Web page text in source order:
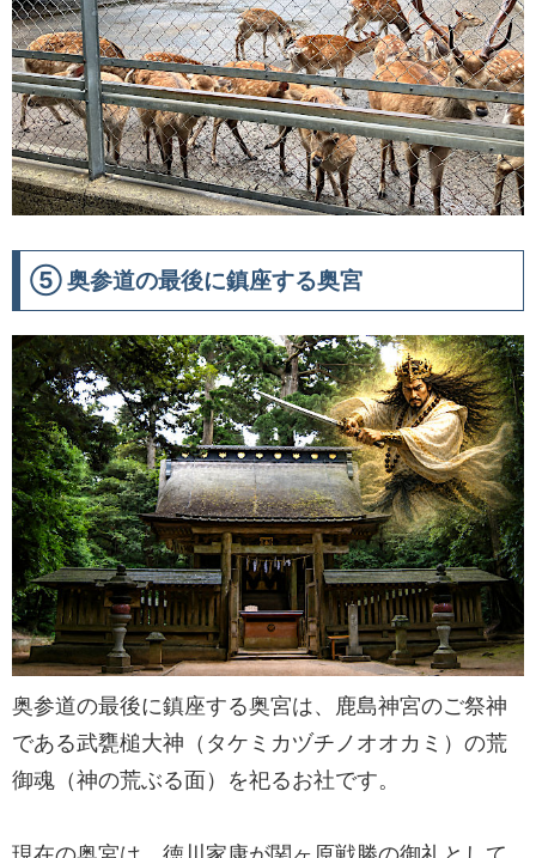
⑤ 奥参道の最後に鎮座する奥宮
奥参道の最後に鎮座する奥宮は、鹿島神宮のご祭神
である武甕槌大神（タケミカヅチノオオカミ）の荒
御魂（神の荒ぶる面）を祀るお社です。